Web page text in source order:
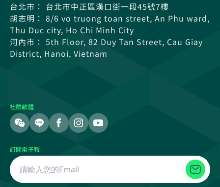
台北市： 台北市中正區漢口街一段45號7樓
胡志明： 8/6 vo truong toan street, An Phu ward,
Thu Duc city, Ho Chi Minh City
河內市： 5th Floor, 82 Duy Tan Street, Cau Giay
District, Hanoi, Vietnam
社群軟體
訂閱電子報